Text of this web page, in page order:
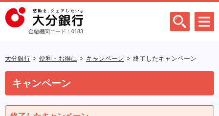
金融機関コード：0183
大分銀行 便利・お得に キャンペーン 終了したキャンペーン
キャンペーン